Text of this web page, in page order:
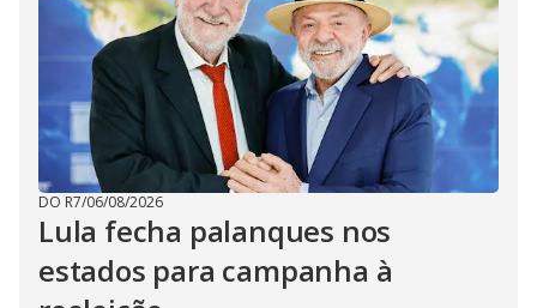
DO R7/06/08/2026
Lula fecha palanques nos
estados para campanha à